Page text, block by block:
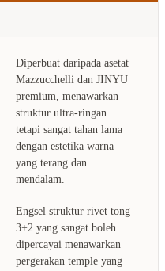
Diperbuat daripada asetat
Mazzucchelli dan JINYU
premium, menawarkan
struktur ultra-ringan
tetapi sangat tahan lama
dengan estetika warna
yang terang dan
mendalam.
Engsel struktur rivet tong
3+2 yang sangat boleh
dipercayai menawarkan
pergerakan temple yang